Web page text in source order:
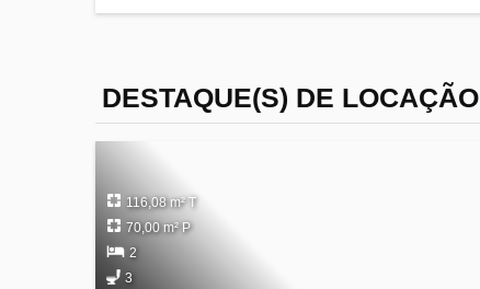
DESTAQUE(S) DE LOCAÇÃO
116,08 m² T
70,00 m² P
2
3